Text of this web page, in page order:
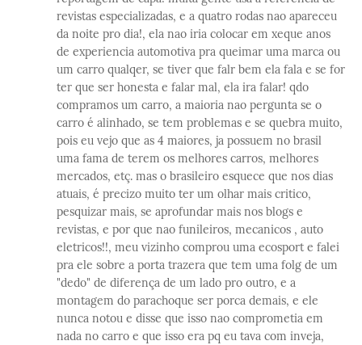
revistas especializadas, e a quatro rodas nao apareceu
da noite pro dia!, ela nao iria colocar em xeque anos
de experiencia automotiva pra queimar uma marca ou
um carro qualqer, se tiver que falr bem ela fala e se for
ter que ser honesta e falar mal, ela ira falar! qdo
compramos um carro, a maioria nao pergunta se o
carro é alinhado, se tem problemas e se quebra muito,
pois eu vejo que as 4 maiores, ja possuem no brasil
uma fama de terem os melhores carros, melhores
mercados, etç. mas o brasileiro esquece que nos dias
atuais, é precizo muito ter um olhar mais critico,
pesquizar mais, se aprofundar mais nos blogs e
revistas, e por que nao funileiros, mecanicos , auto
eletricos!!, meu vizinho comprou uma ecosport e falei
pra ele sobre a porta trazera que tem uma folg de um
"dedo" de diferença de um lado pro outro, e a
montagem do parachoque ser porca demais, e ele
nunca notou e disse que isso nao comprometia em
nada no carro e que isso era pq eu tava com inveja,